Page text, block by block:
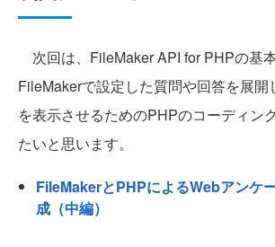
次回は、FileMaker API for PHPの基本
FileMakerで設定した質問や回答を展開
を表示させるためのPHPのコーディン
たいと思います。
FileMakerとPHPによるWebアンケ
成（中編）